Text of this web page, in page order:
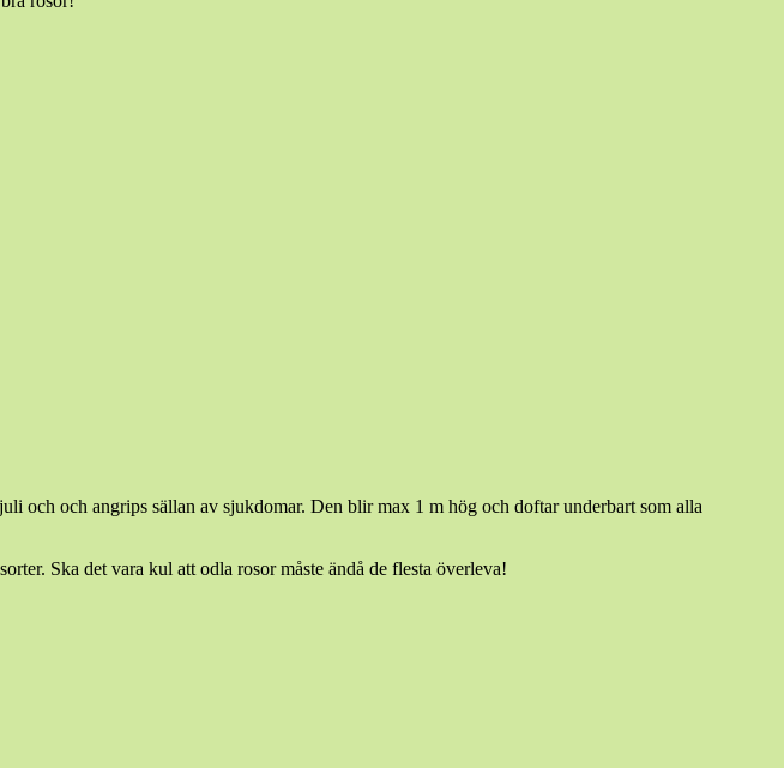
och och angrips sällan av sjukdomar. Den blir max 1 m hög och doftar underbart som alla
Ska det vara kul att odla rosor måste ändå de flesta överleva!